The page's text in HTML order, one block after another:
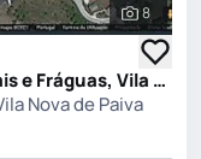
Ver
8
Terreno em Vila Nova de Paiva, Alhais e Fráguas, Vila Nova de Paiva
Nova de Paiva